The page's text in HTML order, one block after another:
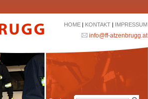
HOME | KONTAKT | IMPRESSUM
info@ff-atzenbrugg.at